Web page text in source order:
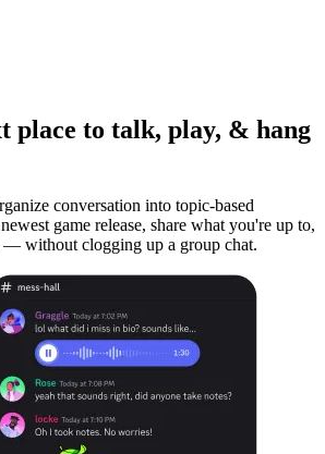
place to talk, play, & hang
conversation into topic-based
game release, share what you're up to,
— without clogging up a group chat.